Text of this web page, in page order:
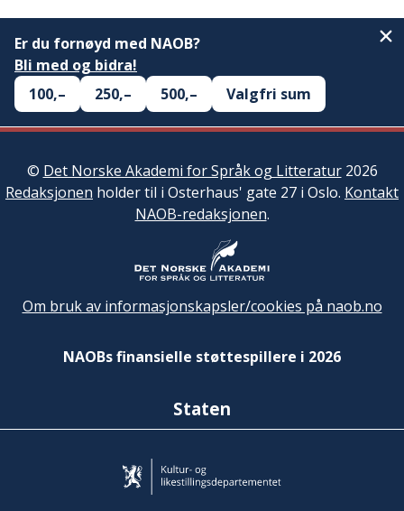
Er du fornøyd med NAOB?
Bli med og bidra!
100,–
250,– 500,– Valgfri sum
© Det Norske Akademi for Språk og Litteratur2026
Redaksjonen holder til i Osterhaus' gate 27 i Oslo. Kontakt
NAOB-redaksjonen.
Om bruk av informasjonskapsler/cookies på naob.no
NAOBs finansielle støttespillere i 2026
Staten